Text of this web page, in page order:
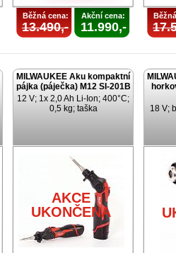
Běžná cena:
13.490,-
Akční cena:
11.990,-
MILWAUKEE Aku kompaktní
pájka (páječka) M12 SI-201B
12 V; 1x 2,0 Ah Li-Ion; 400°C;
0,5 kg; taška
AKCE
UKONČENA
18 V;